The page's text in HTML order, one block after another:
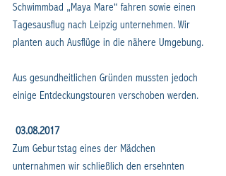
Schwimmbad „Maya Mare“ fahren sowie einen
Tagesausflug nach Leipzig unternehmen. Wir
planten auch Ausflüge in die nähere Umgebung.
Aus gesundheitlichen Gründen mussten jedoch
einige Entdeckungstouren verschoben werden.
03.08.2017
Zum Geburtstag eines der Mädchen
unternahmen wir schließlich den ersehnten